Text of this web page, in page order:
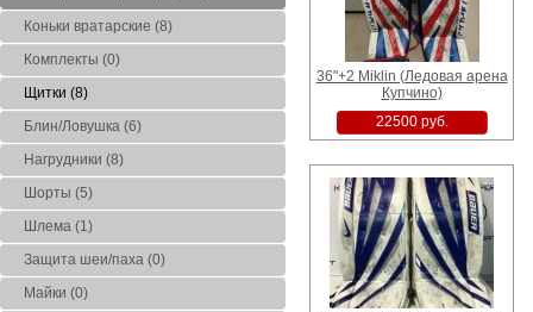
14" CCM FT6 Pro (Блохина)CCM AS-V Pro Yth S (Север
5500 руб.
11,5 Bauer X90
30000
Коньки вратарские (8)
Комплекты (0)
Щитки (8)
Блин/Ловушка (6)
Нагрудники (8)
Шорты (5)
Шлема (1)
Защита шеи/паха (0)
Майки (0)
36"+2 Miklin (Ледовая арена
Купчино)
22500 руб.